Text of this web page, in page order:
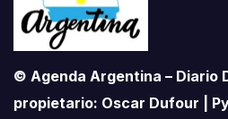
© Agenda Argentina – Diario
propietario: Oscar Dufour |